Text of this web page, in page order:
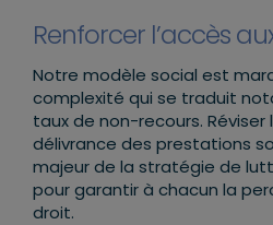
Renforcer l’accès
Notre modèle social est
complexité qui se traduit
taux de non-recours.
délivrance des prestations
majeur de la stratégie de
pour garantir à chacun la
droit.